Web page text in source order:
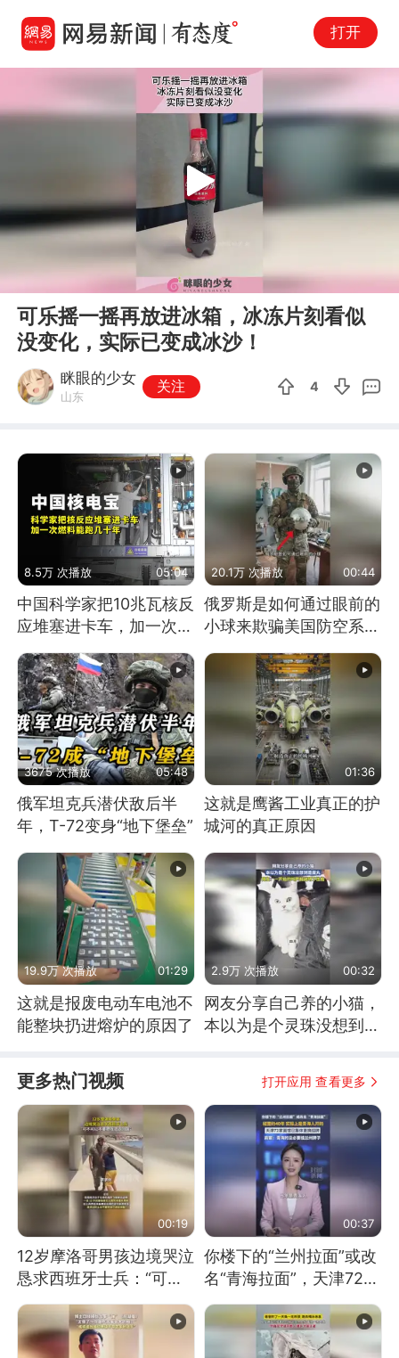
打开
00:12
Play
可乐摇一摇再放进冰箱，冰冻片刻看似
没变化，实际已变成冰沙！
眯眼的少女
山东
关注 4
8.5万 次播放 05:04
中国科学家把10兆瓦核反
应堆塞进卡车，加一次燃
料能跑几十年
20.1万 次播放 00:44
俄罗斯是如何通过眼前的
小球来欺骗美国防空系统
的
3675 次播放 05:48
俄军坦克兵潜伏敌后半
年，T-72变身“地下堡垒”
01:36
这就是鹰酱工业真正的护
城河的真正原因
19.9万 次播放 01:29
这就是报废电动车电池不
能整块扔进熔炉的原因了
2.9万 次播放 00:32
网友分享自己养的小猫，
本以为是个灵珠没想到是
更多热门视频 打开应用 查看更多
00:19
12岁摩洛哥男孩边境哭泣
恳求西班牙士兵：“可不
可以不要把我遣返回国”
00:37
你楼下的“兰州拉面”或改
名“青海拉面”，天津72家
面馆已集体更换招牌